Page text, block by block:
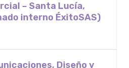
– Santa Lucía,
interno ÉxitoSAS)
Diseño y